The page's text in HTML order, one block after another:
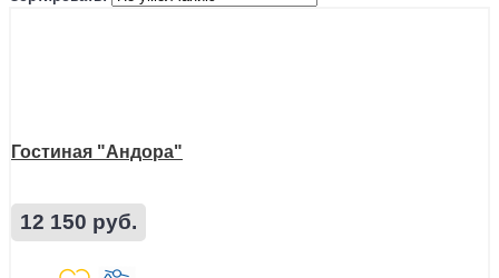
Гостиная "Андора"
12 150 руб.